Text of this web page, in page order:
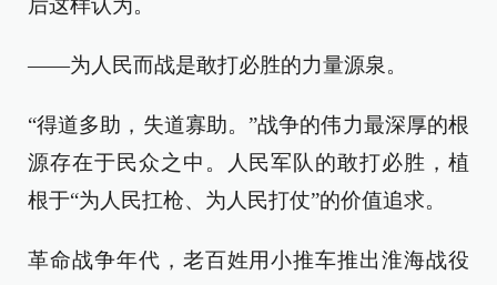
后这样认为。
——为人民而战是敢打必胜的力量源泉。
“得道多助，失道寡助。”战争的伟力最深厚的根
源存在于民众之中。人民军队的敢打必胜，植
根于“为人民扛枪、为人民打仗”的价值追求。
革命战争年代，老百姓用小推车推出淮海战役